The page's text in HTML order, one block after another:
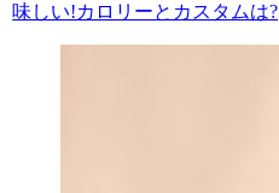
味しい!カロリーとカスタムは?